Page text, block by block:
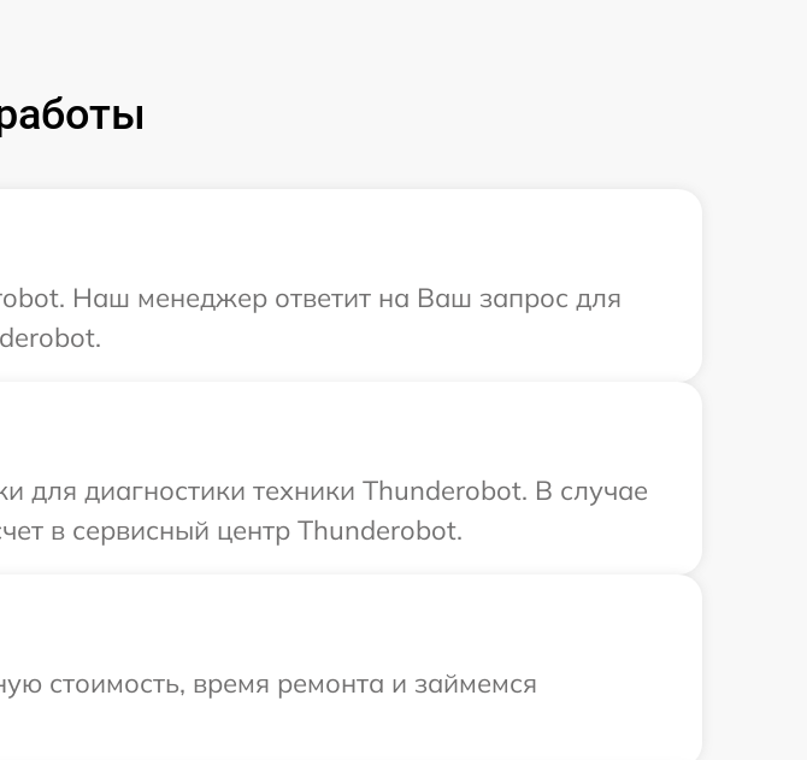
Наш менеджер ответит на Ваш запрос для
для диагностики техники Thunderobot. В случае
в сервисный центр Thunderobot.
стоимость, время ремонта и займемся